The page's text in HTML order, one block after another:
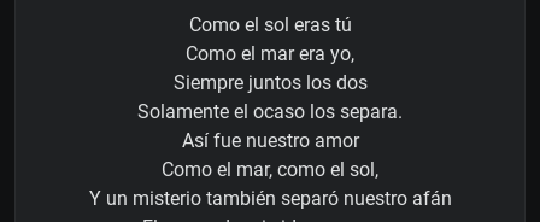
Como el sol eras tú
Como el mar era yo,
Siempre juntos los dos
Solamente el ocaso los separa.
Así fue nuestro amor
Como el mar, como el sol,
Y un misterio también separó nuestro afán